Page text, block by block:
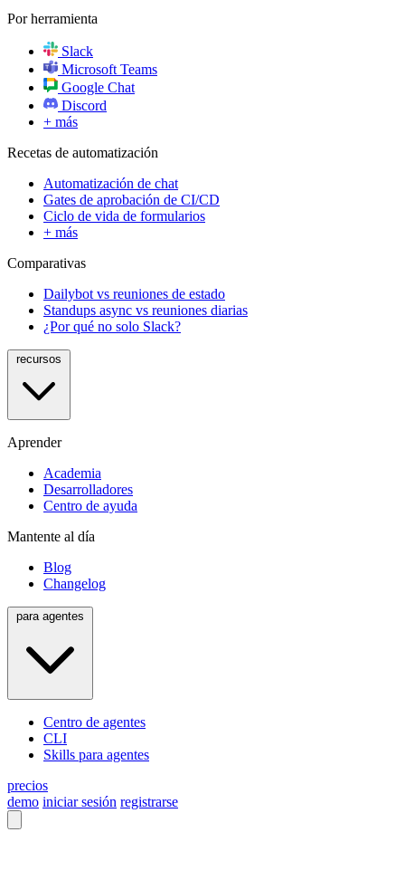
Por herramienta
Slack
Microsoft Teams
Google Chat
Discord
+ más
Recetas de automatización
Automatización de chat
Gates de aprobación de CI/CD
Ciclo de vida de formularios
+ más
Comparativas
Dailybot vs reuniones de estado
Standups async vs reuniones diarias
¿Por qué no solo Slack?
Aprender
Academia
Desarrolladores
Centro de ayuda
Mantente al día
Blog
Changelog
Centro de agentes
CLI
Skills para agentes
precios
demo iniciar sesión registrarse